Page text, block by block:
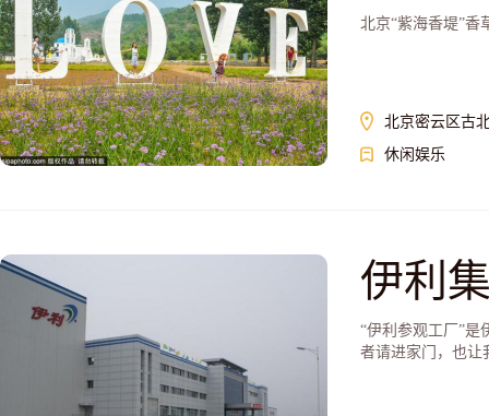
北京“紫海香堤”
北京密云区古
休闲娱乐
伊利
“伊利参观工厂”是
者请进家门，也让